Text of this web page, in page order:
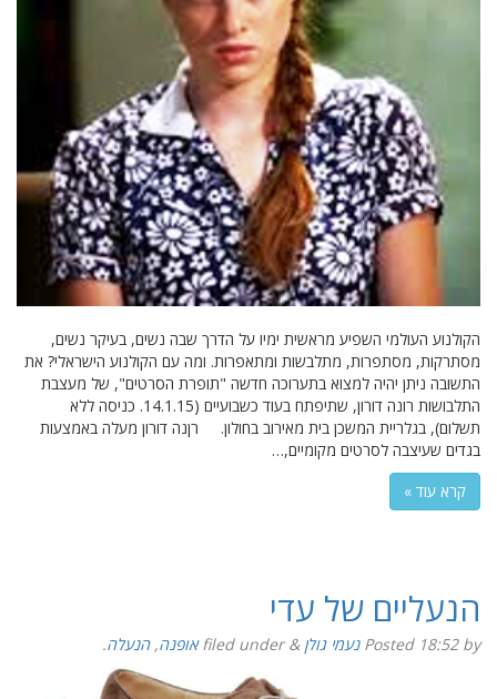
הקולנוע העולמי השפיע מראשית ימיו על הדרך שבה נשים, בעיקר נשים,
מסתרקות, מסתפרות, מתלבשות ומתאפרות. ומה עם הקולנוע הישראלי? את
התשובה ניתן יהיה למצוא בתערוכה חדשה "תופרת הסרטים", של מעצבת
התלבושות רונה דורון, שתיפתח בעוד כשבועיים (14.1.15. כניסה ללא
תשלום), בגלריית המשכן בית מאירוב בחולון. רןנה דורון מעלה באמצעות
בגדים שעיצבה לסרטים מקומיים,…
קרא עוד »
הנעליים של עדי
Posted 18:52by נעמי גולן &
filed under אופנה,הנעלה.